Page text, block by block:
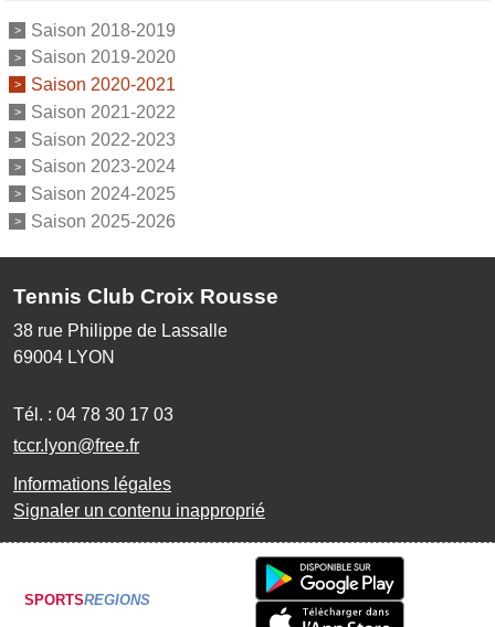
Saison 2018-2019
Saison 2019-2020
Saison 2020-2021
Saison 2021-2022
Saison 2022-2023
Saison 2023-2024
Saison 2024-2025
Saison 2025-2026
Tennis Club Croix Rousse
38 rue Philippe de Lassalle
69004 LYON
Tél. : 04 78 30 17 03
tccr.lyon@free.fr
Informations légales
Signaler un contenu inapproprié
SPORTSREGIONS